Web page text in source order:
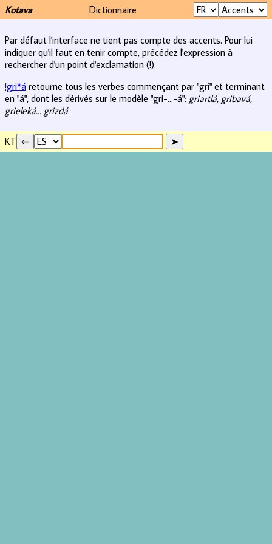
Kotava Dictionnaire
Par défaut l'interface ne tient pas compte des accents. Pour lui
indiquer qu'il faut en tenir compte, précédez l'expression à
rechercher d'un point d'exclamation (!).
!gri*á retourne tous les verbes commençant par "gri" et terminant
en "á", dont les dérivés sur le modèle "gri-...-á": griartlá, gribavá,
grieleká... grizdá.
KT